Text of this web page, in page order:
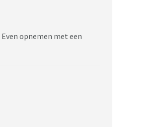
opnemen met een